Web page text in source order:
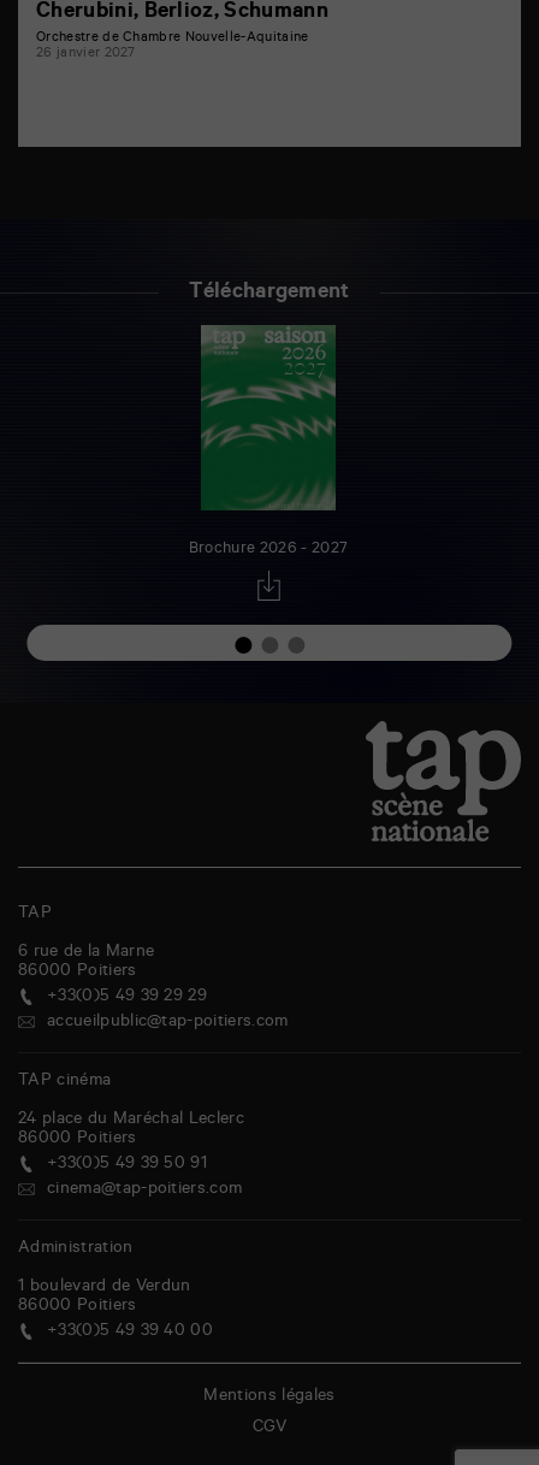
Cherubini, Berlioz, Schumann
Orchestre de Chambre Nouvelle-Aquitaine
26 janvier 2027
Téléchargement
Brochure 2026 - 2027
TAP
6 rue de la Marne
86000 Poitiers
+33(0)5 49 39 29 29
accueilpublic@tap-poitiers.com
TAP cinéma
24 place du Maréchal Leclerc
86000 Poitiers
+33(0)5 49 39 50 91
cinema@tap-poitiers.com
Administration
1 boulevard de Verdun
86000 Poitiers
+33(0)5 49 39 40 00
Mentions légales
CGV